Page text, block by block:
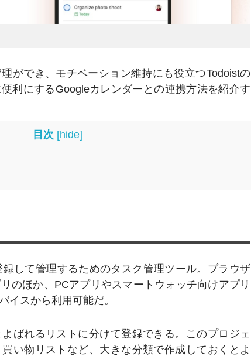
ができ、モチベーション維持にも役立つTodoistの
利にするGoogleカレンダーとの連携方法を紹介す
目次 [hide]
して管理するためのタスク管理ツール。ブラウザ
のほか、PCアプリやスマートウォッチ向けアプリ
イスから利用可能だ。
ばれるリストに分けて登録できる。このプロジェ
い物リストなど、大きな分類で作成しておくとよ